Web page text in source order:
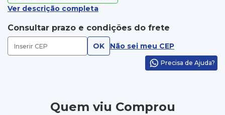
Ver descrição completa
Consultar prazo e condições do frete
OK Não sei meu CEP
Precisa de Ajuda?
Quem viu Comprou